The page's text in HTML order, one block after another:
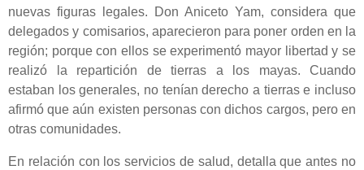
nuevas figuras legales. Don Aniceto Yam, considera que
delegados y comisarios, aparecieron para poner orden en la
región; porque con ellos se experimentó mayor libertad y se
realizó la repartición de tierras a los mayas. Cuando
estaban los generales, no tenían derecho a tierras e incluso
afirmó que aún existen personas con dichos cargos, pero en
otras comunidades.
En relación con los servicios de salud, detalla que antes no